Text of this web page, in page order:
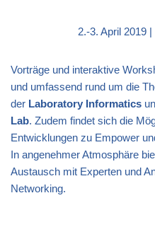
2.-3. April 2019
Vorträge und interaktive
und umfassend rund um die
der Laboratory Informatics
Lab. Zudem findet sich die
Entwicklungen zu Empower
In angenehmer Atmosphäre
Austausch mit Experten und
Networking.